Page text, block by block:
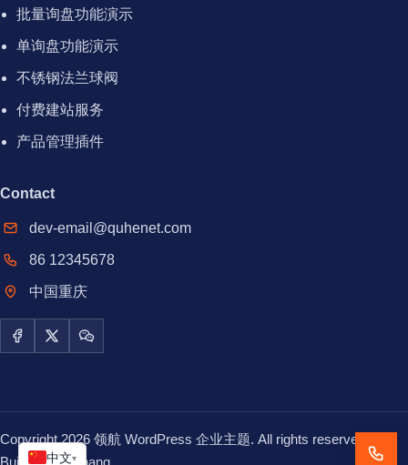
批量询盘功能演示
单询盘功能演示
不锈钢法兰球阀
付费建站服务
产品管理插件
Contact
dev-email@quhenet.com
86 12345678
中国重庆
FacebookX / TwitterWeChat
Copyright 2026 领航 WordPress 企业主题. All rights reserved.
Built withLinghang
中文▾